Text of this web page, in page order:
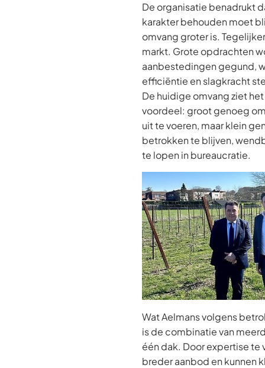
De organisatie benadrukt
karakter behouden moet
omvang groter is.
markt. Grote opdrachten
aanbestedingen gegund,
efficiëntie en slagkracht
De huidige omvang ziet
voordeel: groot genoeg
uit te voeren, maar klein
betrokken te blijven,
te lopen in bureaucratie.
Wat Aelmans volgens
is de combinatie van
één dak. Door expertise te
breder aanbod en kunnen